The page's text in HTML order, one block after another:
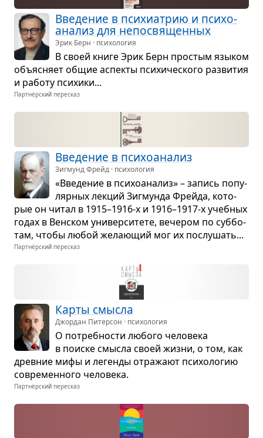
Вве­де­ние в пси­хи­а­трию и пси­хо­
ана­лиз для непо­свя­щен­ных
Эрик Берн · психология
В своей книге Эрик Берн про­стым язы­ком
объ­яс­няет общие аспекты пси­хи­че­ского раз­ви­тия
и работу пси­хики...
Партнёрский пересказ
Вве­де­ние в пси­хо­ана­лиз
Зигмунд Фрейд · психология
«Вве­де­ние в пси­хо­ана­лиз» – запись попу­
ляр­ных лек­ций Зиг­мунда Фрейда, кото­
рые он читал в 1915–1916-х и 1916–1917-х учеб­ных
годах в Вен­ском уни­вер­си­тете, вече­ром по суб­бо­
там, чтобы любой жела­ю­щий мог их послу­шать...
Партнёрский пересказ
Карты смысла
Джордан Питерсон · психология
О потреб­но­сти любого чело­века
в поиске смысла своей жизни, о том, как
древ­ние мифы и легенды отра­жают пси­хо­ло­гию
совре­мен­ного чело­века.
Партнёрский пересказ